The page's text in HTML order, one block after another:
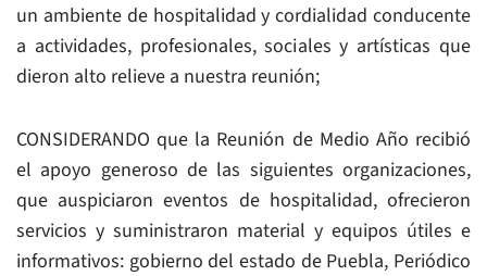
un ambiente de hospitalidad y cordialidad conducente
a actividades, profesionales, sociales y artísticas que
dieron alto relieve a nuestra reunión;
CONSIDERANDO que la Reunión de Medio Año recibió
el apoyo generoso de las siguientes organizaciones,
que auspiciaron eventos de hospitalidad, ofrecieron
servicios y suministraron material y equipos útiles e
informativos: gobierno del estado de Puebla, Periódico